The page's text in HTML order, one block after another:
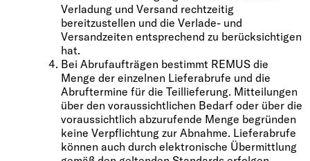
Verladung und Versand rechtzeitig
bereitzustellen und die Verlade- und
Versandzeiten entsprechend zu berücksichtigen
hat.
Bei Abrufaufträgen bestimmt REMUS die
Menge der einzelnen Lieferabrufe und die
Abruftermine für die Teillieferung. Mitteilungen
über den voraussichtlichen Bedarf oder über die
voraussichtlich abzurufende Menge begründen
keine Verpflichtung zur Abnahme. Lieferabrufe
können auch durch elektronische Übermittlung